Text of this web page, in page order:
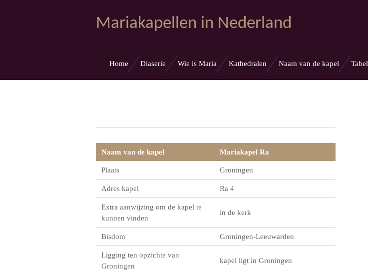
Mariakapellen in Nederland
Home Diaserie Wie is Maria Kathedralen Naam van de kapel Tabel
Naam van de kapel Mariakapel Ra
Plaats Groningen
Adres kapel Ra 4
Extra aanwijzing om de kapel te
kunnen vinden
in de kerk
Bisdom Groningen-Leeuwarden
Ligging ten opzichte van
Groningen
kapel ligt in Groningen